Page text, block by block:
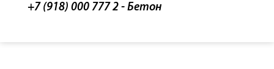
+7 (918) 000 777 2 - Бетон